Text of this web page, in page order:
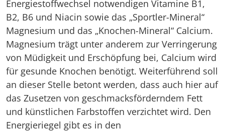
Energiestoffwechsel notwendigen Vitamine B1,
B2, B6 und Niacin sowie das „Sportler-Mineral“
Magnesium und das „Knochen-Mineral“ Calcium.
Magnesium trägt unter anderem zur Verringerung
von Müdigkeit und Erschöpfung bei, Calcium wird
für gesunde Knochen benötigt. Weiterführend soll
an dieser Stelle betont werden, dass auch hier auf
das Zusetzen von geschmacksförderndem Fett
und künstlichen Farbstoffen verzichtet wird. Den
Energieriegel gibt es in den